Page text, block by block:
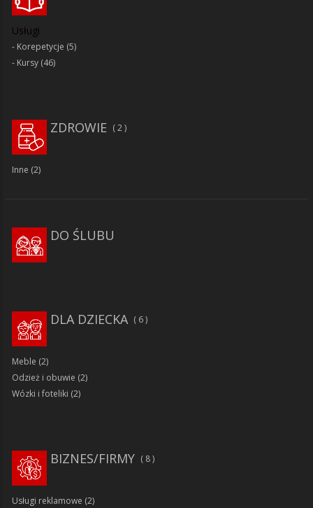
Usługi
Korepetycje (5)
Kursy (46)
ZDROWIE 2
Inne (2)
DO ŚLUBU
6
DLA DZIECKA
Meble (2)
Odzież i obuwie (2)
Wózki i foteliki (2)
8
BIZNES/FIRMY
Usługi reklamowe (2)